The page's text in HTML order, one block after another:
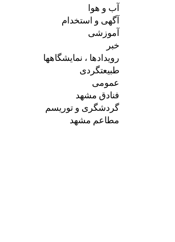
آب و هوا
آگهی و استخدام
آموزشی
خبر
رویدادها ، نمایشگاهها
طبیعتگردی
عمومی
فنادق مشهد
گردشگری و توریسم
مطاعم مشهد